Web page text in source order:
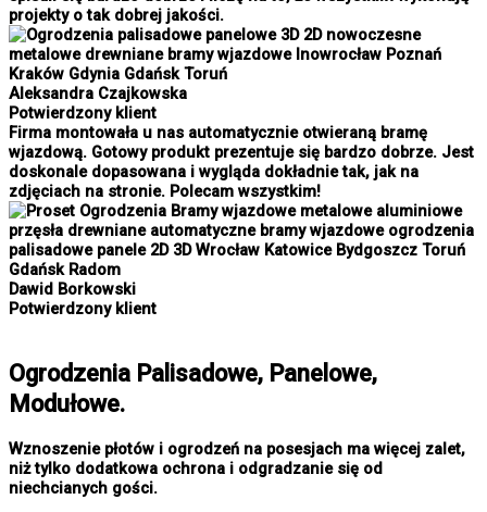
projekty o tak dobrej jakości.
Aleksandra Czajkowska
Potwierdzony klient
Firma montowała u nas automatycznie otwieraną bramę
wjazdową. Gotowy produkt prezentuje się bardzo dobrze. Jest
doskonale dopasowana i wygląda dokładnie tak, jak na
zdjęciach na stronie. Polecam wszystkim!
Dawid Borkowski
Potwierdzony klient
Ogrodzenia Palisadowe, Panelowe,
Modułowe.
Wznoszenie płotów i ogrodzeń na posesjach ma więcej zalet,
niż tylko dodatkowa ochrona i odgradzanie się od
niechcianych gości.